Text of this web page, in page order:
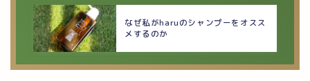
なぜ私がharuのシャンプーをオスス
メするのか